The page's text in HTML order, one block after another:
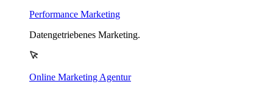
Performance Marketing
Datengetriebenes Marketing.
Online Marketing Agentur